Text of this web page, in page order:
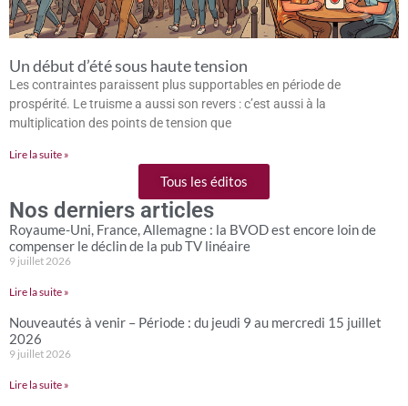
Un début d’été sous haute tension
Les contraintes paraissent plus supportables en période de
prospérité. Le truisme a aussi son revers : c’est aussi à la
multiplication des points de tension que
Lire la suite »
Tous les éditos
Nos derniers articles
Royaume-Uni, France, Allemagne : la BVOD est encore loin de
compenser le déclin de la pub TV linéaire
9 juillet 2026
Lire la suite »
Nouveautés à venir – Période : du jeudi 9 au mercredi 15 juillet
2026
9 juillet 2026
Lire la suite »